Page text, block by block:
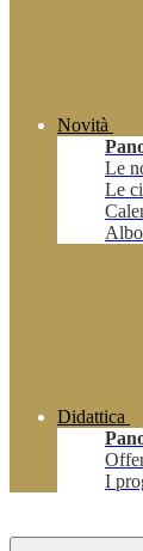
Novità
Le
Le
Didattica
I